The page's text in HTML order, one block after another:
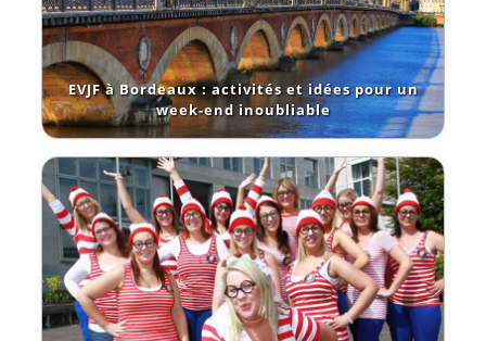
EVJF à Bordeaux : activités et idées pour un
week-end inoubliable